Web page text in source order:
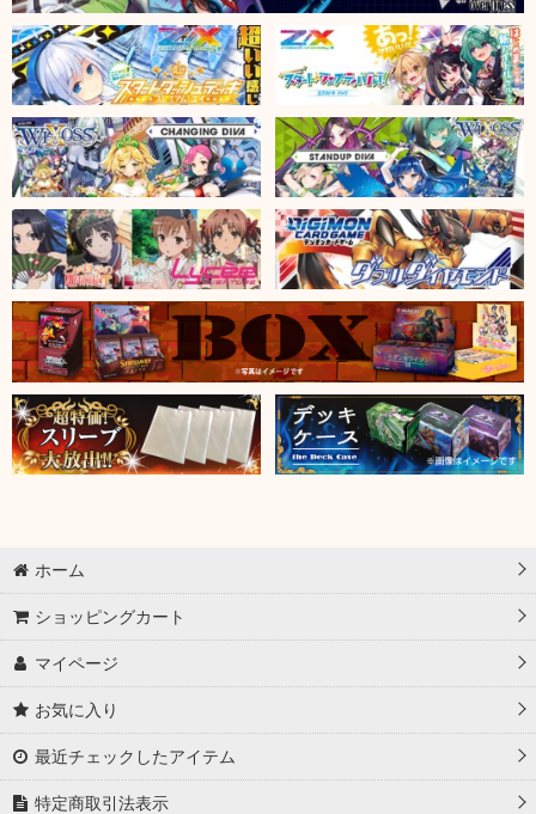
ホーム
ショッピングカート
マイページ
お気に入り
最近チェックしたアイテム
特定商取引法表示